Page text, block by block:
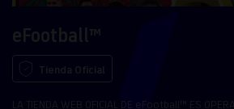
eFootball™
Tienda Oficial
LA TIENDA WEB OFICIAL DE eFootball™ ES